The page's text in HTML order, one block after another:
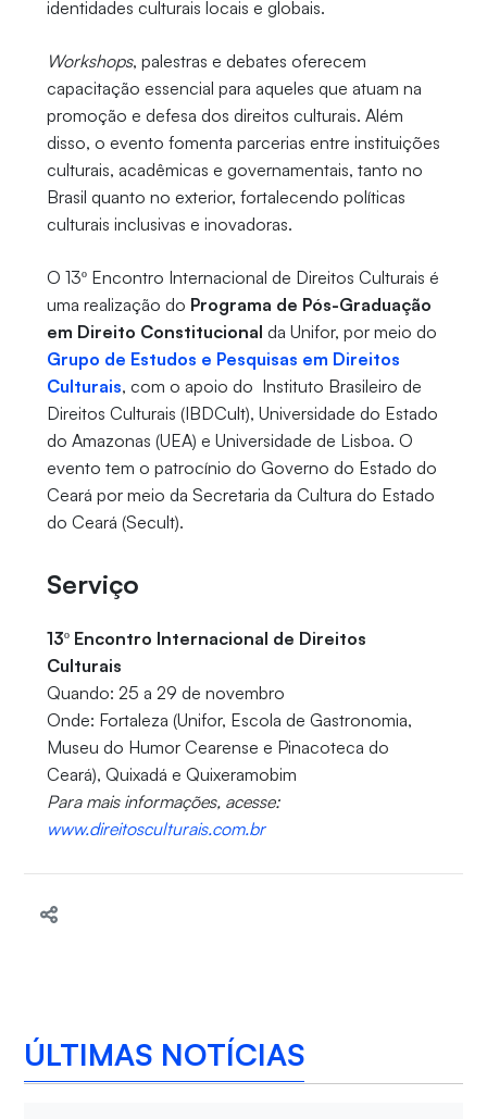
identidades culturais locais e globais.
Workshops, palestras e debates oferecem
capacitação essencial para aqueles que atuam na
promoção e defesa dos direitos culturais. Além
disso, o evento fomenta parcerias entre instituições
culturais, acadêmicas e governamentais, tanto no
Brasil quanto no exterior, fortalecendo políticas
culturais inclusivas e inovadoras.
O 13º Encontro Internacional de Direitos Culturais é
uma realização do Programa de Pós-Graduação
em Direito Constitucional da Unifor, por meio do
Grupo de Estudos e Pesquisas em Direitos
Culturais, com o apoio do Instituto Brasileiro de
Direitos Culturais (IBDCult), Universidade do Estado
do Amazonas (UEA) e Universidade de Lisboa. O
evento tem o patrocínio do Governo do Estado do
Ceará por meio da Secretaria da Cultura do Estado
do Ceará (Secult).
Serviço
13º Encontro Internacional de Direitos
Culturais
Quando: 25 a 29 de novembro
Onde: Fortaleza (Unifor, Escola de Gastronomia,
Museu do Humor Cearense e Pinacoteca do
Ceará), Quixadá e Quixeramobim
Para mais informações, acesse:
www.direitosculturais.com.br
ÚLTIMAS NOTÍCIAS